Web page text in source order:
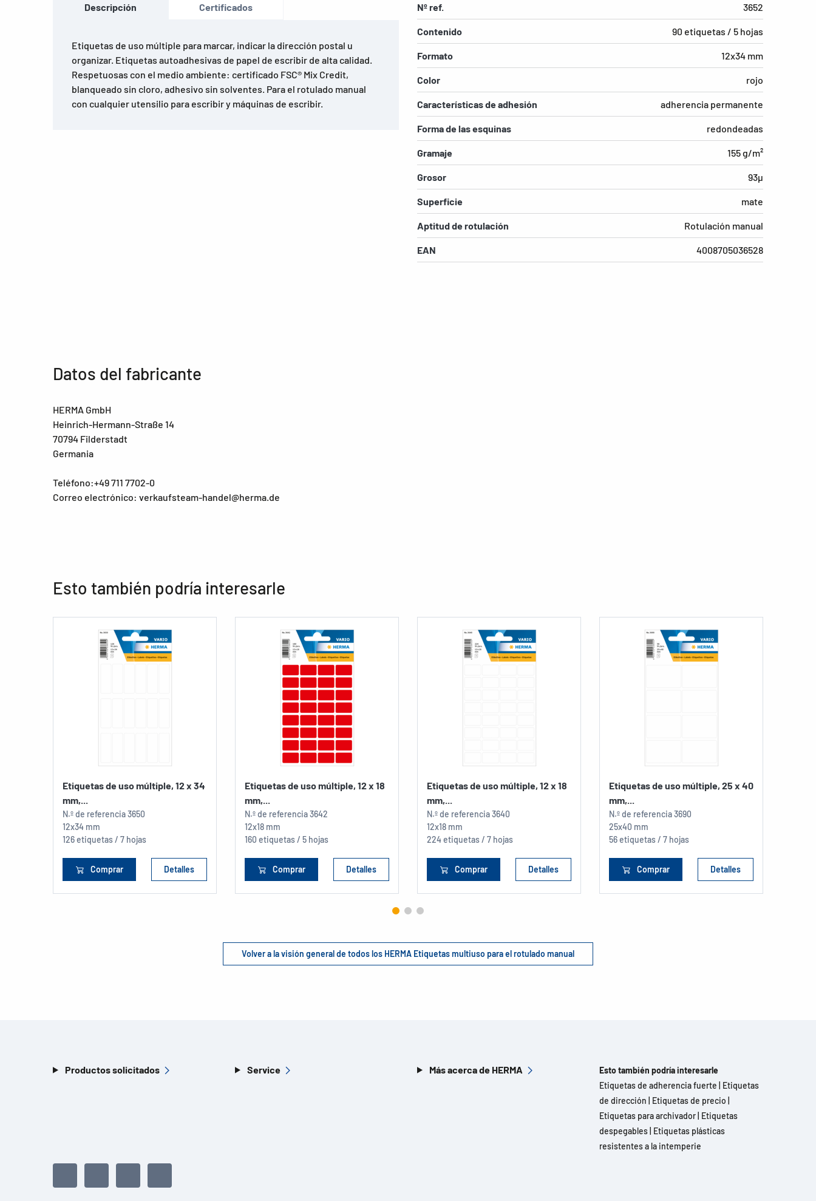
Descripción Certificados
Etiquetas de uso múltiple para marcar, indicar la dirección postal u
organizar. Etiquetas autoadhesivas de papel de escribir de alta calidad.
Respetuosas con el medio ambiente: certificado FSC® Mix Credit,
blanqueado sin cloro, adhesivo sin solventes. Para el rotulado manual
con cualquier utensilio para escribir y máquinas de escribir.
Nº ref. 3652
Contenido 90 etiquetas / 5 hojas
Formato 12x34 mm
Color rojo
Características de adhesión adherencia permanente
Forma de las esquinas redondeadas
Gramaje 155 g/m²
Grosor 93µ
Superficie mate
Aptitud de rotulación Rotulación manual
EAN 4008705036528
Datos del fabricante
HERMA GmbH
Heinrich-Hermann-Straße 14
70794 Filderstadt
Germania
Teléfono:+49 711 7702-0
Correo electrónico: verkaufsteam-handel@herma.de
Esto también podría interesarle
Etiquetas de uso múltiple, 12 x 34
mm,...
N.º de referencia3650
12x34 mm
126 etiquetas / 7 hojas
Comprar Detalles
Etiquetas de uso múltiple, 12 x 18
mm,...
N.º de referencia3642
12x18 mm
160 etiquetas / 5 hojas
Comprar Detalles
Etiquetas de uso múltiple, 12 x 18
mm,...
N.º de referencia3640
12x18 mm
224 etiquetas / 7 hojas
Comprar Detalles
Etiquetas de uso múltiple, 25 x 40
mm,...
N.º de referencia3690
25x40 mm
56 etiquetas / 7 hojas
Comprar Detalles
Volver a la visión general de todos los HERMA Etiquetas multiuso para el rotulado manual
Productos solicitados Service Más acerca de HERMA
Esto también podría interesarle
Etiquetas de adherencia fuerte
Etiquetas
de dirección
Etiquetas de precio
Etiquetas para archivador Etiquetas
despegables Etiquetas plásticas
resistentes a la intemperie